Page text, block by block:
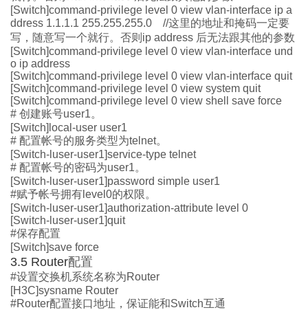
[Switch]command-privilege level 0 view vlan-interface ip a
ddress 1.1.1.1 255.255.255.0 //这里的地址和掩码一定要
写，随意写一个就行。否则 ip address 后无法跟其他的参数
[Switch]command-privilege level 0 view vlan-interface und
o ip address
[Switch]command-privilege level 0 view vlan-interface quit
[Switch]command-privilege level 0 view system quit
[Switch]command-privilege level 0 view shell save force
# 创建账号user1。
[Switch]local-user user1
# 配置帐号的服务类型为telnet。
[Switch-luser-user1]service-type telnet
# 配置帐号的密码为user1。
[Switch-luser-user1]password simple user1
#赋予帐号拥有level0的权限。
[Switch-luser-user1]authorization-attribute level 0
[Switch-luser-user1]quit
#保存配置
[Switch]save force
3.5 Router配置
#设置交换机系统名称为Router
[H3C]sysname Router
#Router配置接口地址，保证能和Switch互通